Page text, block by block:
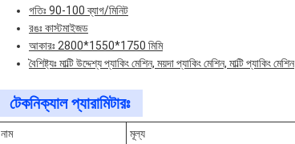
গতিঃ 90-100 ব্যাগ/মিনিট
রঙঃ কাস্টমাইজড
আকারঃ 2800*1550*1750 মিমি
বৈশিষ্ট্যঃ মাল্টি উদ্দেশ্য প্যাকিং মেশিন, ময়দা প্যাকিং মেশিন, মাল্টি প্যাকিং মেশিন
টেকনিক্যাল প্যারামিটারঃ
নাম
মূল্য